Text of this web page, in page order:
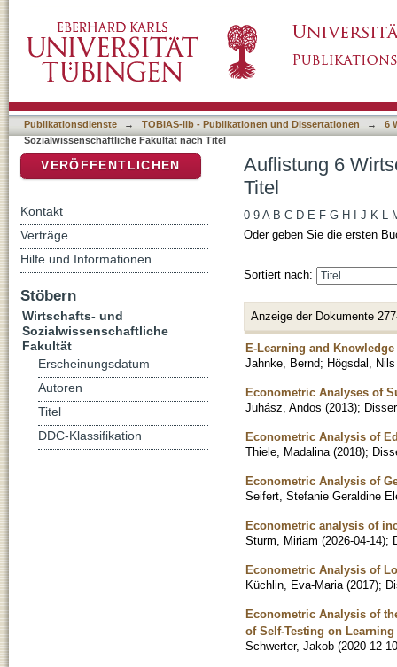
Publikationsdienste → TOBIAS-lib - Publikationen und Dissertationen →
6
Sozialwissenschaftliche Fakultät nach Titel
Auflistung 6
Titel
0-9 A B C D E F G H J K L
Oder geben Sie die ersten
Sortiert nach:
Anzeige der Dokumente
E-Learning and
Jahnke, Bernd; Högsdal, Nils
Econometric Analyses of
Juhász, Andos (2013);
Econometric Analysis of
Thiele, Madalina (2018);
Econometric Analysis of
Seifert, Stefanie Geraldine
Econometric analysis of
Sturm, Miriam (2026-04-14);
Econometric Analysis of
Küchlin, Eva-Maria (2017);
Econometric Analysis of
of Self-Testing on
Schwerter, Jakob (2020-12-10
VERÖFFENTLICHEN
Kontakt
Verträge
Hilfe und Informationen
Stöbern
Wirtschafts- und
Sozialwissenschaftliche
Fakultät
Erscheinungsdatum
Autoren
Titel
DDC-Klassifikation